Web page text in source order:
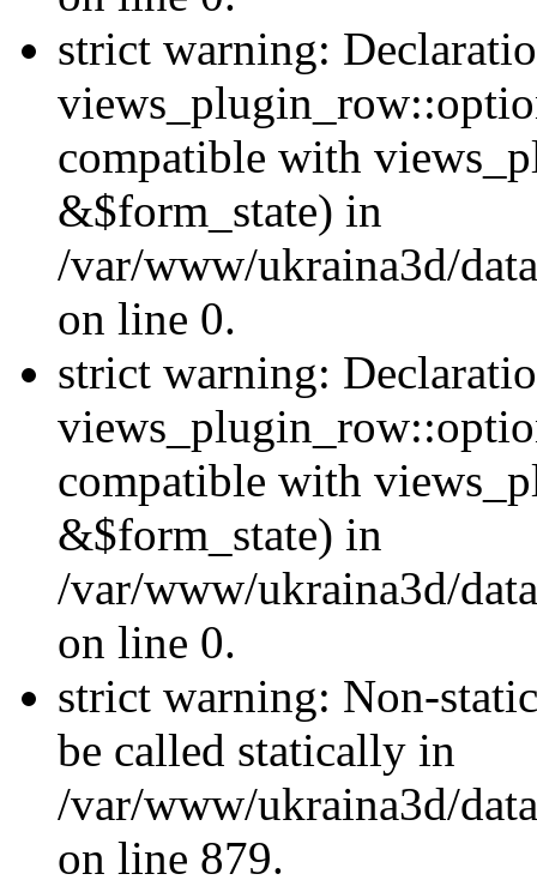
strict warning:
compatible with
&$form_state) in
/var/www/ukraina3d/
on line 0.
strict warning:
compatible with
&$form_state) in
/var/www/ukraina3d/
on line 0.
strict warning: Non-
be called statically in
/var/www/ukraina3d/
on line 879.